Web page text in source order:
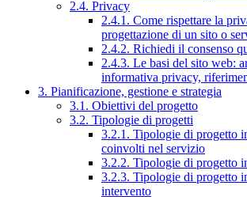
2.4. Privacy
2.4.1. Come rispettare la
progettazione di un sito o
2.4.2. Richiedi il consenso
2.4.3. Le basi del sito web:
informativa privacy,
3. Pianificazione, gestione e strategia
3.1. Obiettivi del progetto
3.2. Tipologie di progetti
3.2.1. Tipologie di progetto
coinvolti nel servizio
3.2.2. Tipologie di progetto
3.2.3. Tipologie di progetto
intervento